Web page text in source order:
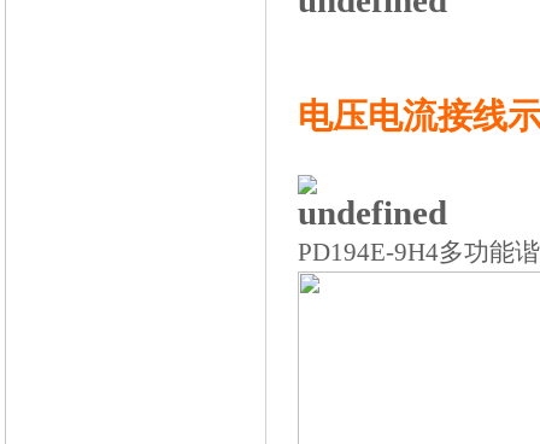
电压电流接线
PD194E-9H4多功能